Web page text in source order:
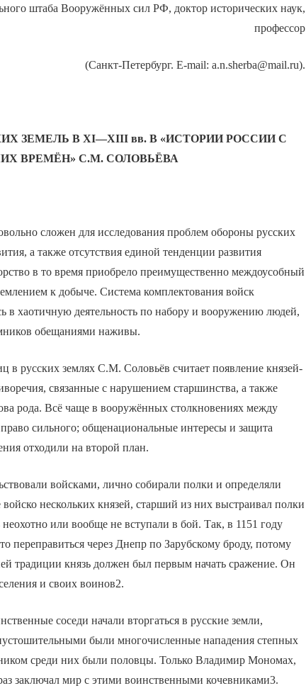
штаба Вооружённых сил РФ, доктор исторических наук,
профессор
(Санкт-Петербург. E-mail: a.n.sherba@mail.ru).
ЗЕМЕЛЬ ВXI—XIII вв. В «ИСТОРИИ РОССИИ С
ВРЕМЁН» С.М. СОЛОВЬЁВА
сложен для исследования проблем обороны русских
а также отсутствия единой тенденции развития
в то время приобрело преимущественно междоусобный
к добыче. Система комплектования войск
в хаотичную деятельность по набору и вооружению людей,
обещаниями наживы.
русских землях С.М. Соловьёв считает появление князей-
связанные с нарушением старшинства, а также
рода. Всё чаще в вооружённых столкновениях между
сильного; общенациональные интересы и защита
отходили на второй план.
войсками, лично собирали полки и определяли
нескольких князей, старший из них выстраивал полки
или вообще не вступали в бой. Так, в 1151 году
переправиться через Днепр по Зарубскому броду, потому
традиции князь должен был первым начать сражение. Он
и своих воинов2.
соседи начали вторгаться в русские земли,
были многочисленные нападения степных
среди них были половцы. Только Владимир Мономах,
заключал мир с этими воинственными кочевниками3.